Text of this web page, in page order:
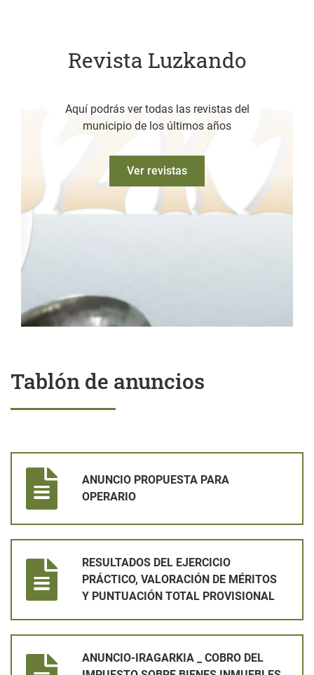
Revista Luzkando
Aquí podrás ver todas las revistas del
municipio de los últimos años
Ver revistas
Tablón de anuncios
ANUNCIO PROPUESTA PARA
OPERARIO
RESULTADOS DEL EJERCICIO
PRÁCTICO, VALORACIÓN DE MÉRITOS
Y PUNTUACIÓN TOTAL PROVISIONAL
ANUNCIO-IRAGARKIA _ COBRO DEL